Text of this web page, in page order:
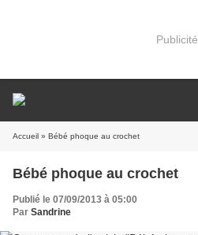
Publicité
Accueil » Bébé phoque au crochet
Bébé phoque au crochet
Publié le 07/09/2013 à 05:00
Par Sandrine